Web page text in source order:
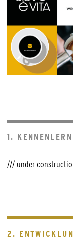
1.
/// under
2.